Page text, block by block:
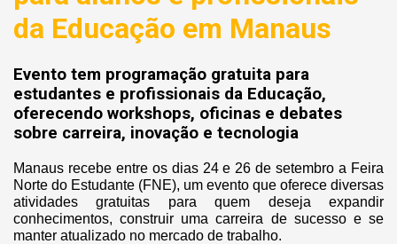
da Educação em Manaus
Evento tem programação gratuita para
estudantes e profissionais da Educação,
oferecendo workshops, oficinas e debates
sobre carreira, inovação e tecnologia
Manaus recebe entre os dias 24 e 26 de setembro a Feira
Norte do Estudante (FNE), um evento que oferece diversas
atividades gratuitas para quem deseja expandir
conhecimentos, construir uma carreira de sucesso e se
manter atualizado no mercado de trabalho.